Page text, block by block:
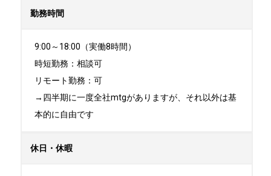
勤務時間
9:00～18:00（実働8時間）
時短勤務：相談可
リモート勤務：可
→四半期に一度全社mtgがありますが、それ以外は基
本的に自由です
休日・休暇